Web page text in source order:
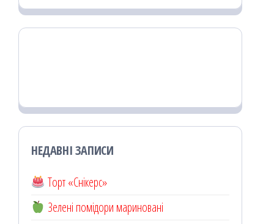
НЕДАВНІ ЗАПИСИ
Торт «Снікерс»
Зелені помідори мариновані